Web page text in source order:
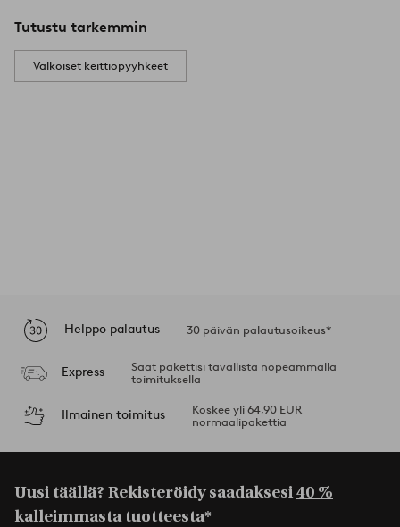
Tutustu tarkemmin
Valkoiset keittiöpyyhkeet
Helppo palautus 30 päivän palautusoikeus*
Express
Saat pakettisi tavallista nopeammalla
toimituksella
Ilmainen toimitus
Koskee yli 64,90 EUR
normaalipakettia
Uusi täällä? Rekisteröidy saadaksesi40 %
kalleimmasta tuotteesta*